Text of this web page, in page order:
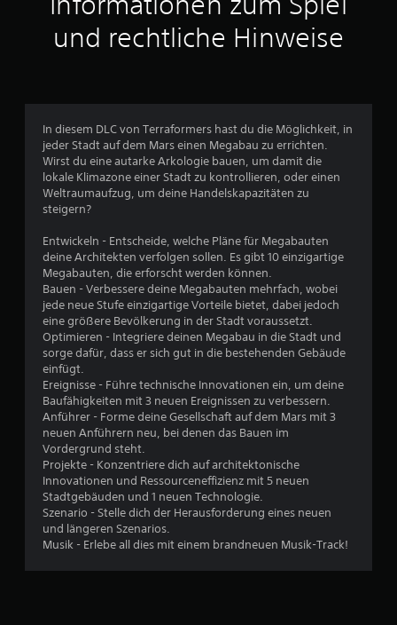
t
c
e
w
r
t
u
:
5
und rechtliche Hinweise
In diesem DLC von Terraformers hast du die Möglichkeit, in
jeder Stadt auf dem Mars einen Megabau zu errichten.
Wirst du eine autarke Arkologie bauen, um damit die
lokale Klimazone einer Stadt zu kontrollieren, oder einen
Weltraumaufzug, um deine Handelskapazitäten zu
steigern?
Entwickeln - Entscheide, welche Pläne für Megabauten
deine Architekten verfolgen sollen. Es gibt 10 einzigartige
Megabauten, die erforscht werden können.
Bauen - Verbessere deine Megabauten mehrfach, wobei
jede neue Stufe einzigartige Vorteile bietet, dabei jedoch
eine größere Bevölkerung in der Stadt voraussetzt.
Optimieren - Integriere deinen Megabau in die Stadt und
sorge dafür, dass er sich gut in die bestehenden Gebäude
einfügt.
Ereignisse - Führe technische Innovationen ein, um deine
Baufähigkeiten mit 3 neuen Ereignissen zu verbessern.
Anführer - Forme deine Gesellschaft auf dem Mars mit 3
neuen Anführern neu, bei denen das Bauen im
Vordergrund steht.
Projekte - Konzentriere dich auf architektonische
Innovationen und Ressourceneffizienz mit 5 neuen
Stadtgebäuden und 1 neuen Technologie.
Szenario - Stelle dich der Herausforderung eines neuen
und längeren Szenarios.
Musik - Erlebe all dies mit einem brandneuen Musik-Track!